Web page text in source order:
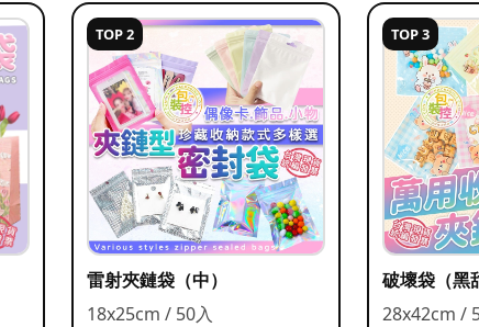
TOP 2
雷射夾鏈袋（中）
18x25cm / 50入
TOP 3
破壞袋（黑
28x42cm /